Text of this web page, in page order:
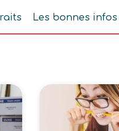
Les bonnes infos